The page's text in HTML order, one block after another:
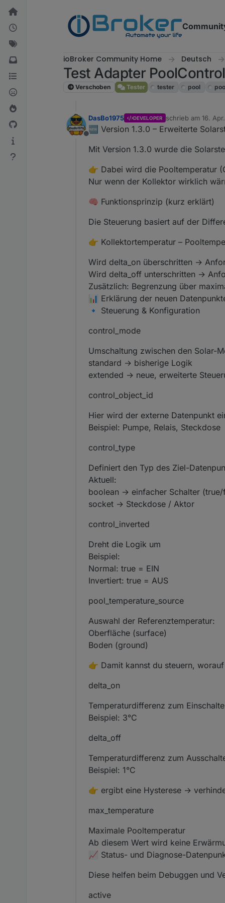
Weiter zum Inhalt
ioBroker Community Home Deutsch
Test Adapter PoolControl
Verschoben Tester tester pool
Offline
DasBo1975 DEVELOPER schrieb am 16.
zuletzt editiert von
🆕 Version 1.3.0 – Erweiterte
Mit Version 1.3.0 wurde die
👉 Dabei wird die Pooltemperatur
Nur wenn der Kollektor wirklich
🧠 Funktionsprinzip (kurz erklärt)
Die Steuerung basiert auf der
👉 Kollektortemperatur –
Wird delta_on überschritten →
Wird delta_off unterschritten →
Zusätzlich: Begrenzung über
📊 Erklärung der neuen
🔹 Steuerung & Konfiguration
control_mode
Umschaltung zwischen den Solar-
standard → bisherige Logik
extended → neue, erweiterte
control_object_id
Hier wird der externe Datenpunkt
Beispiel: Pumpe, Relais, Steckdose
control_type
Definiert den Typ des Ziel-
Aktuell:
boolean → einfacher Schalter (true/
socket → Steckdose / Aktor
control_inverted
Dreht die Logik um
Beispiel:
Normal: true = EIN
Invertiert: true = AUS
pool_temperature_source
Auswahl der Referenztemperatur:
Oberfläche (surface)
Boden (ground)
👉 Damit kannst du steuern,
delta_on
Temperaturdifferenz zum
Beispiel: 3°C
delta_off
Temperaturdifferenz zum
Beispiel: 1°C
👉 ergibt eine Hysterese →
max_temperature
Maximale Pooltemperatur
Ab diesem Wert wird keine
📈 Status- und Diagnose-
Diese helfen beim Debuggen und
active